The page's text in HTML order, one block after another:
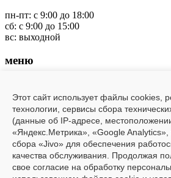
пн-пт: с 9:00 до 18:00
сб: с 9:00 до 15:00
вс: выходной
меню
О компании
Шоу-рум
Каталог
Акции
Доставка и оплата
Контакты
Мы в социальных сетях
Этот сайт использует файлы cookies,
технологии, сервисы сбора
(данные об IP-адресе,
«Яндекс.Метрика», «Google
сбора «Jivo» для обеспечения
качества обслуживания. Продолжая
свое согласие на обработку